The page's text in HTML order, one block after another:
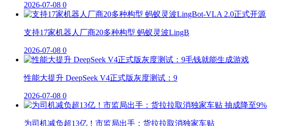
2026-07-08 0
支持17家机器人厂商20多种构型 蚂蚁灵波LingB
2026-07-08 0
性能大提升 DeepSeek V4正式版灰度测试：9
2026-07-08 0
为司机减负超13亿！市监局出手：货拉拉取消独家车贴